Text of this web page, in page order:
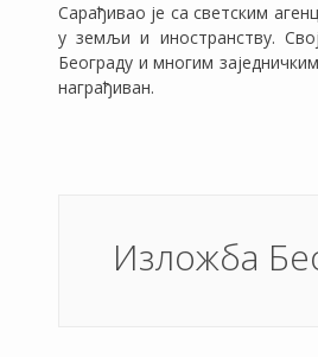
Сарађивао је са светским
у земљи и иностранству.
Београду и многим
награђиван.
Изложба